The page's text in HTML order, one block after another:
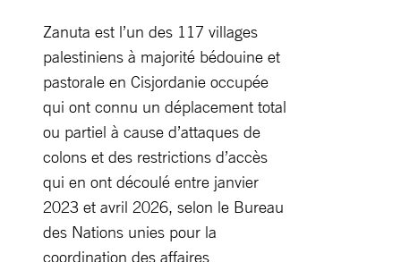
Zanuta est l’un des 117 villages
palestiniens à majorité bédouine et
pastorale en Cisjordanie occupée
qui ont connu un déplacement total
ou partiel à cause d’attaques de
colons et des restrictions d’accès
qui en ont découlé entre janvier
2023 et avril 2026, selon le Bureau
des Nations unies pour la
coordination des affaires